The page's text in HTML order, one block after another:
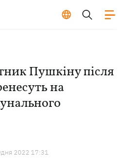
Пушкіну після
на
2022 17:31